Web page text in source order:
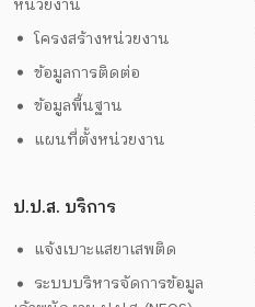
โครงสร้างหน่วยงาน
ข้อมูลการติดต่อ
ข้อมูลพื้นฐาน
แผนที่ตั้งหน่วยงาน
ป.ป.ส. บริการ
แจ้งเบาะแสยาเสพติด
ระบบบริหารจัดการข้อมูล